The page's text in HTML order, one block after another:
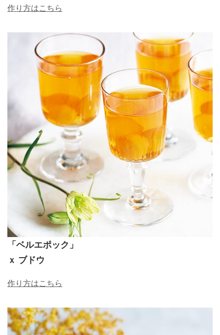
作り方はこちら
「ベルエポック」
ｘ ブドウ
作り方はこちら